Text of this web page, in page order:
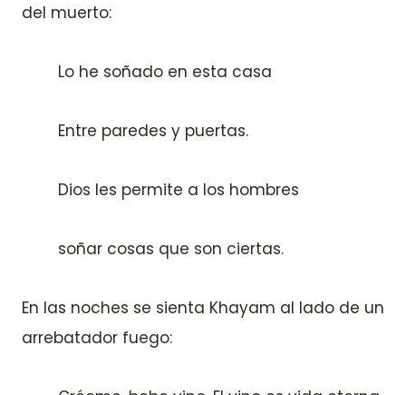
del muerto:
Lo he soñado en esta casa
Entre paredes y puertas.
Dios les permite a los hombres
soñar cosas que son ciertas.
En las noches se sienta Khayam al lado de un
arrebatador fuego: